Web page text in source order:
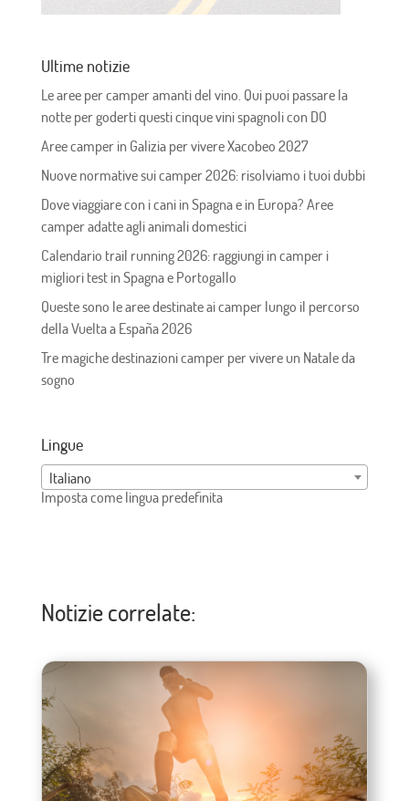
Ultime notizie
Le aree per camper amanti del vino. Qui puoi passare la
notte per goderti questi cinque vini spagnoli con DO
Aree camper in Galizia per vivere Xacobeo 2027
Nuove normative sui camper 2026: risolviamo i tuoi dubbi
Dove viaggiare con i cani in Spagna e in Europa? Aree
camper adatte agli animali domestici
Calendario trail running 2026: raggiungi in camper i
migliori test in Spagna e Portogallo
Queste sono le aree destinate ai camper lungo il percorso
della Vuelta a España 2026
Tre magiche destinazioni camper per vivere un Natale da
sogno
Lingue
Italiano
Imposta come lingua predefinita
Notizie correlate: